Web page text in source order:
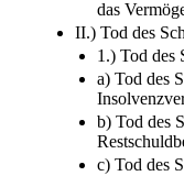
das
II.) Tod des
1.) Tod des
a) Tod des
b) Tod des
c) Tod des